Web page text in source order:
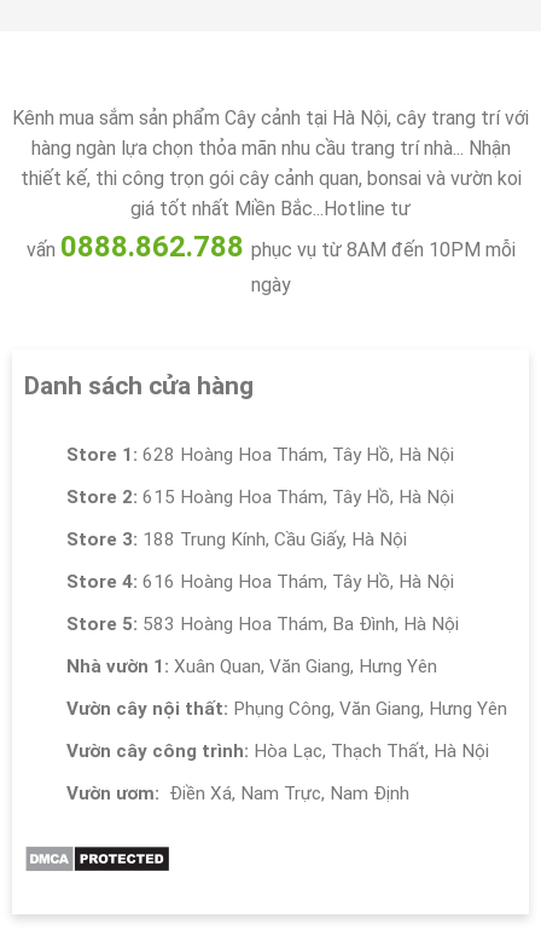
Kênh mua sắm sản phẩm Cây cảnh tại Hà Nội, cây trang trí với
hàng ngàn lựa chọn thỏa mãn nhu cầu trang trí nhà... Nhận
thiết kế, thi công trọn gói cây cảnh quan, bonsai và vườn koi
giá tốt nhất Miền Bắc...Hotline tư
vấn 0888.862.788 phục vụ từ 8AM đến 10PM mỗi
ngày
Danh sách cửa hàng
Store 1: 628 Hoàng Hoa Thám, Tây Hồ, Hà Nội
Store 2: 615 Hoàng Hoa Thám, Tây Hồ, Hà Nội
Store 3: 188 Trung Kính, Cầu Giấy, Hà Nội
Store 4: 616 Hoàng Hoa Thám, Tây Hồ, Hà Nội
Store 5: 583 Hoàng Hoa Thám, Ba Đình, Hà Nội
Nhà vườn 1: Xuân Quan, Văn Giang, Hưng Yên
Vườn cây nội thất: Phụng Công, Văn Giang, Hưng Yên
Vườn cây công trình: Hòa Lạc, Thạch Thất, Hà Nội
Vườn ươm: Điền Xá, Nam Trực, Nam Định